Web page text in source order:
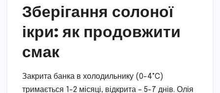
Зберігання солоної
ікри: як продовжити
смак
Закрита банка в холодильнику (0-4°C)
тримається 1-2 місяці, відкрита – 5-7 днів. Олія